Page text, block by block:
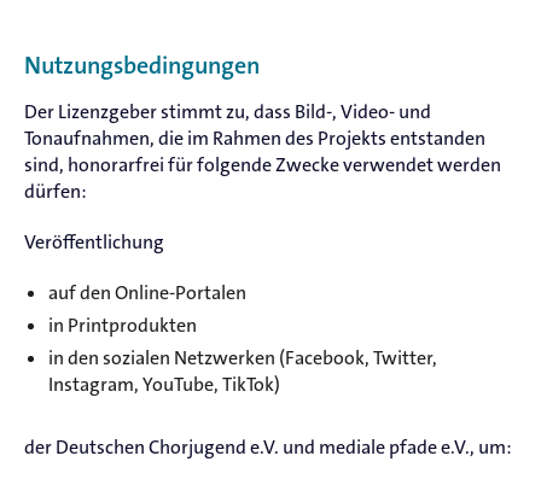
Nutzungsbedingungen
Der Lizenzgeber stimmt zu, dass Bild-, Video- und
Tonaufnahmen, die im Rahmen des Projekts entstanden
sind, honorarfrei für folgende Zwecke verwendet werden
dürfen:
Veröffentlichung
auf den Online-Portalen
in Printprodukten
in den sozialen Netzwerken (Facebook, Twitter,
Instagram, YouTube, TikTok)
der Deutschen Chorjugend e.V. und mediale pfade e.V., um: